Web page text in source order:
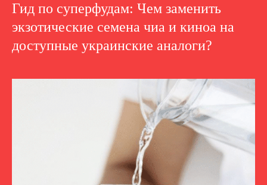
Гид по суперфудам: Чем заменить
экзотические семена чиа и киноа на
доступные украинские аналоги?